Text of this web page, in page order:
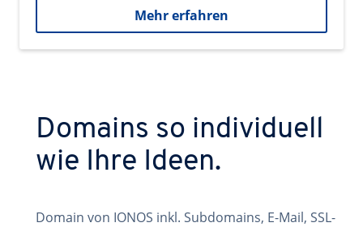
Mehr erfahren
Domains so individuell
wie Ihre Ideen.
Domain von IONOS inkl. Subdomains, E-Mail, SSL-